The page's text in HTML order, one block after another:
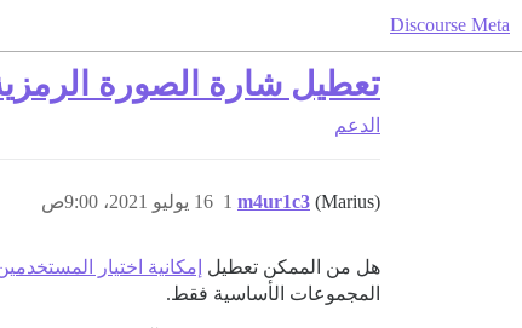
Discourse Meta
تعطيل شارة الصورة
الدعم
m4ur1c3 (Marius) 16 يوليو 2021، 9:00ص 1
هل من الممكن تعطيل إمكانية اختيار
المجموعات الأساسية فقط.